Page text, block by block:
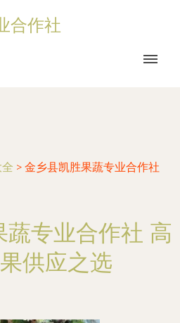
合作社
> 金乡县凯胜果蔬专业合作社
蔬专业合作社 高
供应之选